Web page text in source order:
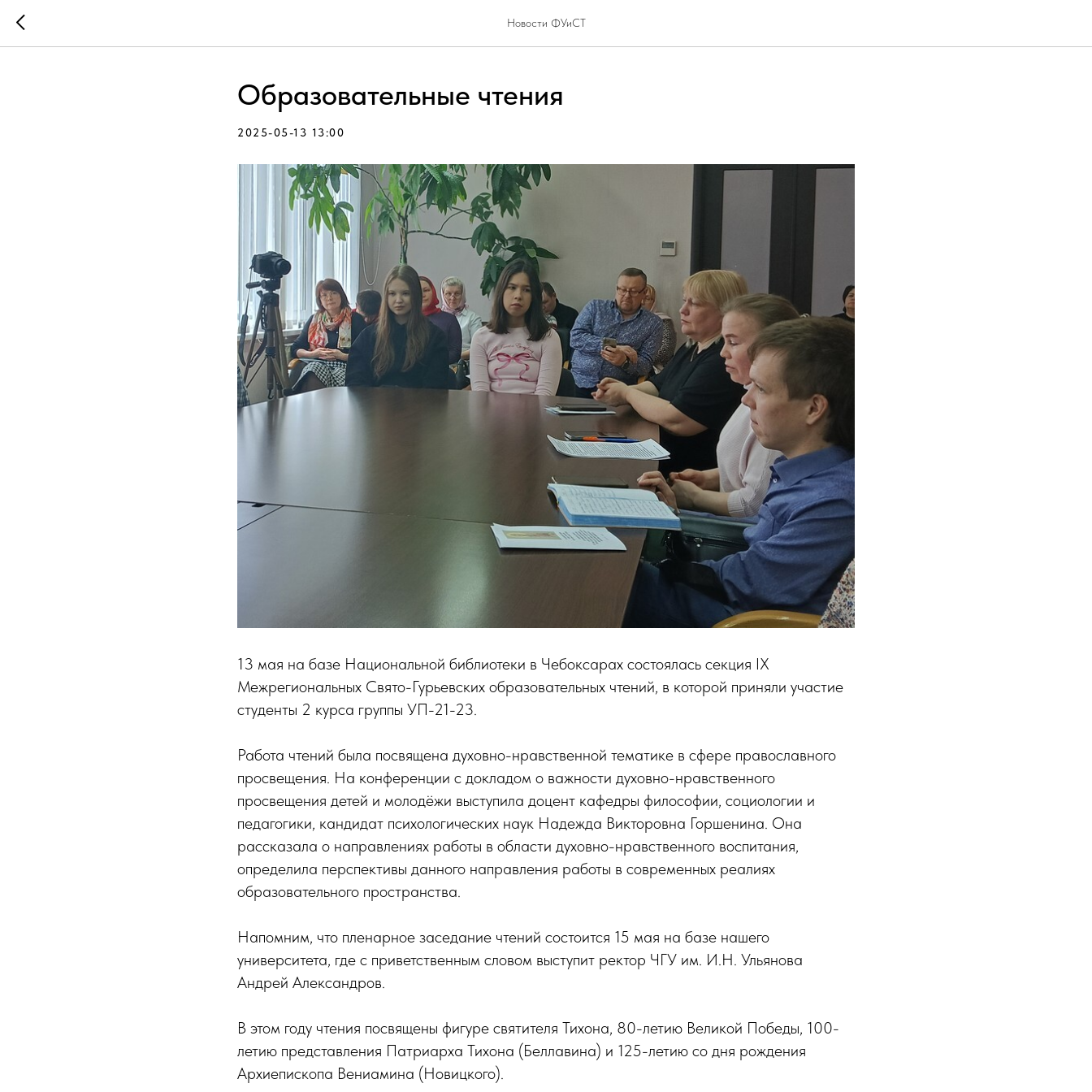
Новости ФУиСТ
Образовательные чтения
2025-05-13 13:00
13 мая на базе Национальной библиотеки в Чебоксарах состоялась секция IX
Межрегиональных Свято-Гурьевских образовательных чтений, в которой приняли участие
студенты 2 курса группы УП-21-23.
Работа чтений была посвящена духовно-нравственной тематике в сфере православного
просвещения. На конференции с докладом о важности духовно-нравственного
просвещения детей и молодёжи выступила доцент кафедры философии, социологии и
педагогики, кандидат психологических наук Надежда Викторовна Горшенина. Она
рассказала о направлениях работы в области духовно-нравственного воспитания,
определила перспективы данного направления работы в современных реалиях
образовательного пространства.
Напомним, что пленарное заседание чтений состоится 15 мая на базе нашего
университета, где с приветственным словом выступит ректор ЧГУ им. И.Н. Ульянова
Андрей Александров.
В этом году чтения посвящены фигуре святителя Тихона, 80-летию Великой Победы, 100-
летию представления Патриарха Тихона (Беллавина) и 125-летию со дня рождения
Архиепископа Вениамина (Новицкого).